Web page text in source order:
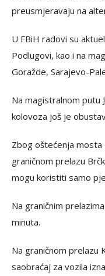
preusmjeravaju na
U FBiH radovi su
Podlugovi, kao i na
Goražde, Sarajevo-
Na magistralnom putu
kolovoza još je
Zbog oštećenja
graničnom prelazu
mogu koristiti samo
Na graničnim
minuta.
Na graničnom prelazu
saobraćaj za vozila